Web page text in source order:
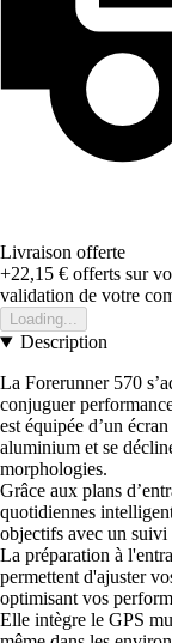
Livraison offerte
+22,15 € offerts sur
validation de votre
Loading...
Description
La Forerunner 570
conjuguer
est équipée d’un
aluminium et se
morphologies.
Grâce aux plans
quotidiennes
objectifs avec un suivi
La préparation à
permettent d'ajuster
optimisant vos
Elle intègre le GPS